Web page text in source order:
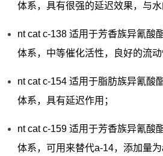
体系，具有很强的延迟效果，与水
nt cat c-138 适用于芳香族异氰酸
体系，中等催化活性，良好的流动
nt cat c-154 适用于脂肪族异氰酸
体系，具有延迟作用；
nt cat c-159 适用于芳香族异氰酸
体系，可用来替代a-14，添加量为